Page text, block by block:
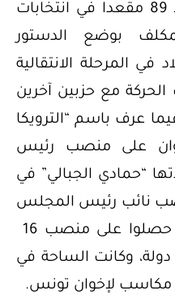
أعلى نسبة من الأصوات بـ 89 مقعدا في انتخابات
بوضع الدستور
في المرحلة الانتقالية
الحركة مع حزبين آخرين
عرف باسم “الترويكا
على منصب رئيس
“حمادي الجبالي” في
نائب رئيس المجلس
التأسيسي وإلى جوار ذلك حصلوا على منصب 16
31 و1 كاتب دولة، وكانت الساحة في
لإخوان تونس.